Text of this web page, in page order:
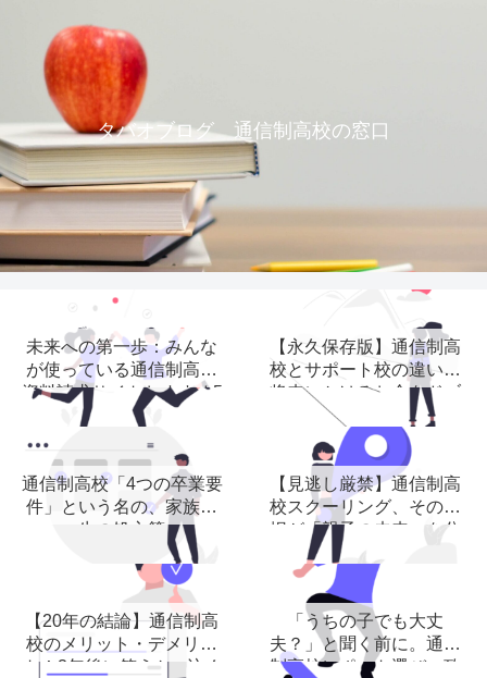
タバオブログ 通信制高校の窓口
未来への第一歩：みんな
が使っている通信制高校
資料請求サイトおすすめ5
【永久保存版】通信制高
校とサポート校の違い？
将来にかけるお金をドブ
に捨てますか？
通信制高校「4つの卒業要
件」という名の、家族再
生の処方箋
【見逃し厳禁】通信制高
校スクーリング、その選
択が「親子の未来」を分
ける理由
【20年の結論】通信制高
校のメリット・デメリッ
ト！3年後に笑うかor泣く
「うちの子でも大丈
夫？」と聞く前に。通信
制高校レポート選び、致